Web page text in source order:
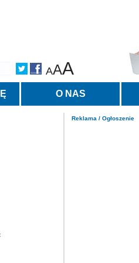
AAA
O NAS
Reklama / Ogłoszenie